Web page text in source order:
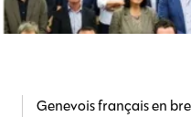
Genevois français en